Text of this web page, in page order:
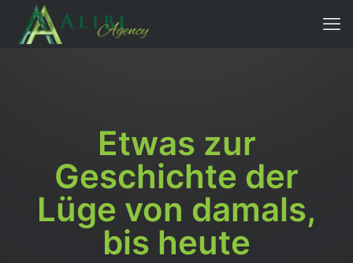
Etwas zur
Geschichte der
Lüge von damals,
bis heute